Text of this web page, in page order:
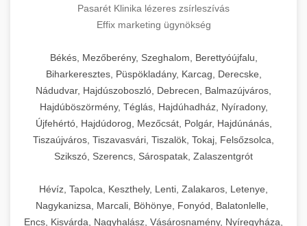
Pasarét Klinika lézeres zsírleszívás
Effix marketing ügynökség
Békés, Mezőberény, Szeghalom, Berettyóújfalu,
Biharkeresztes, Püspökladány, Karcag, Derecske,
Nádudvar, Hajdúszoboszló, Debrecen, Balmazújváros,
Hajdúböszörmény, Téglás, Hajdúhadház, Nyíradony,
Újfehértó, Hajdúdorog, Mezőcsát, Polgár, Hajdúnánás,
Tiszaújváros, Tiszavasvári, Tiszalök, Tokaj, Felsőzsolca,
Szikszó, Szerencs, Sárospatak, Zalaszentgrót
Hévíz, Tapolca, Keszthely, Lenti, Zalakaros, Letenye,
Nagykanizsa, Marcali, Böhönye, Fonyód, Balatonlelle,
Encs, Kisvárda, Nagyhalász, Vásárosnamény, Nyíregyháza,